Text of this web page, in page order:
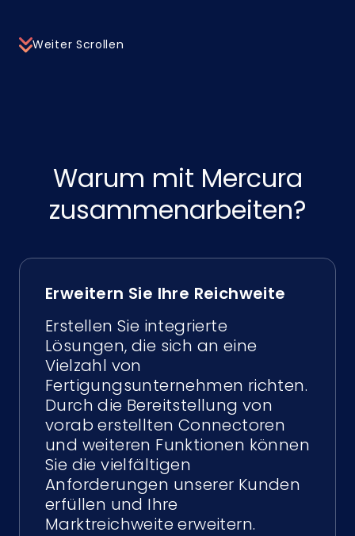
Weiter Scrollen
Warum mit Mercura
zusammenarbeiten?
Erweitern Sie Ihre Reichweite
Erstellen Sie integrierte
Lösungen, die sich an eine
Vielzahl von
Fertigungsunternehmen richten.
Durch die Bereitstellung von
vorab erstellten Connectoren
und weiteren Funktionen können
Sie die vielfältigen
Anforderungen unserer Kunden
erfüllen und Ihre
Marktreichweite erweitern.